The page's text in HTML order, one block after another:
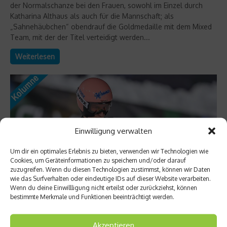
Einwilligung verwalten
Um dir ein optimales Erlebnis zu bieten, verwenden wir Technologien wie
Cookies, um Geräteinformationen zu speichern und/oder darauf
zuzugreifen. Wenn du diesen Technologien zustimmst, können wir Daten
wie das Surfverhalten oder eindeutige IDs auf dieser Website verarbeiten.
Wenn du deine Einwillligung nicht erteilst oder zurückziehst, können
bestimmte Merkmale und Funktionen beeinträchtigt werden.
Akzeptieren
der Normalschanze bei den Frauen, sowohl im Einzel durch
Katharina Althaus als auch für die Mannschaft; als
„Sahnehäubchen“ obendrauf die Goldmedaille mit dem Mixed
Team, mit der der Titel verteidigt werden...
Weiterlesen
Anschubhilfe